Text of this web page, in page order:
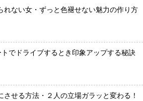
れない女・ずっと色褪せない魅力の作り方
でドライブするとき印象アップする秘訣
させる方法・２人の立場ガラッと変わる！